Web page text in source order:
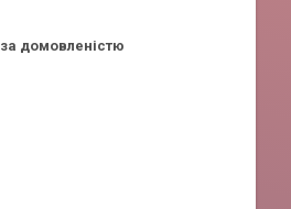
за домовленістю